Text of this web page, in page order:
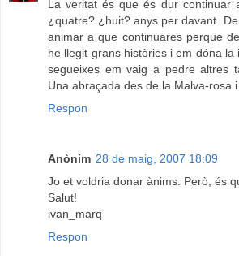
La veritat és que és dur continuar
¿quatre? ¿huit? anys per davant.
animar a que continuares perque
he llegit grans històries i em dóna
segueixes em vaig a pedre altres
Una abraçada des de la Malva-rosa
Respon
Anònim 28 de maig, 2007 18:09
Jo et voldria donar ànims. Però, és
Salut!
ivan_marq
Respon